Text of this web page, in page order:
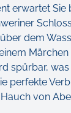
erwartet Sie
dem
Märchen
spürbar, was
perfekte
von